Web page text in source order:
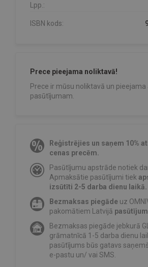
Lpp.:
ISBN kods:
Prece pieejama noliktavā!
Prece ir mūsu noliktavā un pieejama
pasūtījumam.
Reģistrējies un saņem 10%
cenas precēm.
Pasūtījumu apstrāde notiek
Apmaksātie pasūtījumi tiek
izsūtīti 2-5 darba dienu laikā.
Bezmaksas piegāde uz
pakomātiem Latvijā
Bezmaksas piegāde jebkurā
grāmatnīcā 1-5 darba dienu
pasūtījums būs gatavs
e-pastu un/ vai SMS.